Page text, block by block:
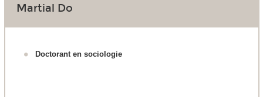
Martial Do
Doctorant en sociologie